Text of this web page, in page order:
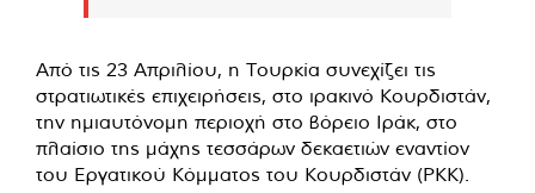
Από τις 23 Απριλίου, η Τουρκία συνεχίζει τις
στρατιωτικές επιχειρήσεις, στο ιρακινό Κουρδιστάν,
την ημιαυτόνομη περιοχή στο βόρειο Ιράκ, στο
πλαίσιο της μάχης τεσσάρων δεκαετιών εναντίον
του Εργατικού Κόμματος του Κουρδιστάν (PKK).